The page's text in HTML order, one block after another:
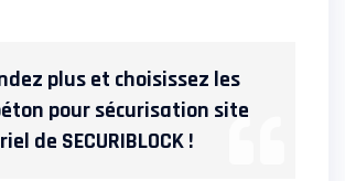
plus et choisissez les
pour sécurisation site
de SECURIBLOCK !